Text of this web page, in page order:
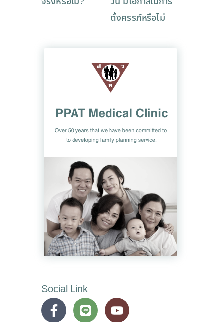
ตั้งครรภ์หรือไม่
Social Link